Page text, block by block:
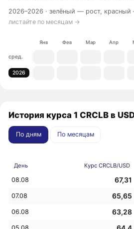
2026–2026 ·зелёный — рост, красный
листайте по месяцам →
Янв Фев Мар Апр
сред.
2026
История курса 1 CRCLB в
По дням По месяцам
День Курс CRCLB/USD
08.08 67,31
07.08 65,65
06.08 63,28